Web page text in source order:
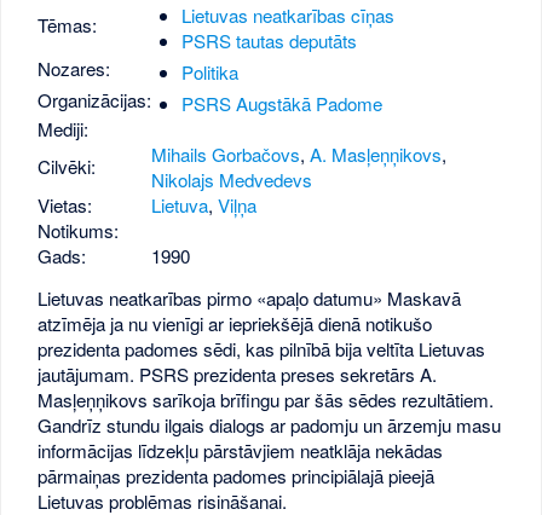
Tēmas:
Lietuvas neatkarības cīņas
PSRS tautas deputāts
Nozares:
Politika
Organizācijas:
PSRS Augstākā Padome
Mediji:
Cilvēki:
Mihails Gorbačovs,A. Masļeņņikovs,
Nikolajs Medvedevs
Vietas:
Lietuva,Viļņa
Notikums:
Gads:
1990
Lietuvas neatkarības pirmo «apaļo datumu» Maskavā
atzīmēja ja nu vienīgi ar iepriekšējā dienā notikušo
prezidenta padomes sēdi, kas pilnībā bija veltīta Lietuvas
jautājumam. PSRS prezidenta preses sekretārs A.
Masļeņņikovs sarīkoja brīfingu par šās sēdes rezultātiem.
Gandrīz stundu ilgais dialogs ar padomju un ārzemju masu
informācijas līdzekļu pārstāvjiem neatklāja nekādas
pārmaiņas prezidenta padomes principiālajā pieejā
Lietuvas problēmas risināšanai.